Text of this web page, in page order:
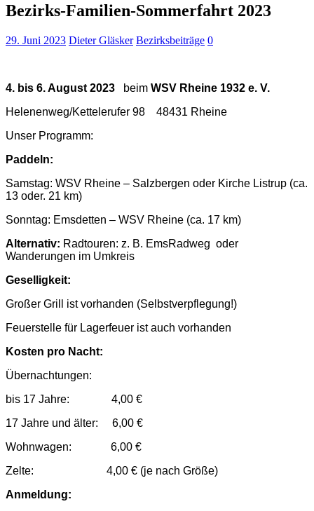
Bezirks-Familien-Sommerfahrt 2023
29. Juni 2023 Dieter Gläsker Bezirksbeiträge 0
4. bis 6. August 2023 beim WSV Rheine 1932 e. V.
Helenenweg/Kettelerufer 98 48431 Rheine
Unser Programm:
Paddeln:
Samstag: WSV Rheine – Salzbergen oder Kirche Listrup (ca.
13 oder. 21 km)
Sonntag: Emsdetten – WSV Rheine (ca. 17 km)
Alternativ: Radtouren: z. B. EmsRadweg oder
Wanderungen im Umkreis
Geselligkeit:
Großer Grill ist vorhanden (Selbstverpflegung!)
Feuerstelle für Lagerfeuer ist auch vorhanden
Kosten pro Nacht:
Übernachtungen:
bis 17 Jahre: 4,00 €
17 Jahre und älter: 6,00 €
Wohnwagen: 6,00 €
Zelte: 4,00 € (je nach Größe)
Anmeldung: